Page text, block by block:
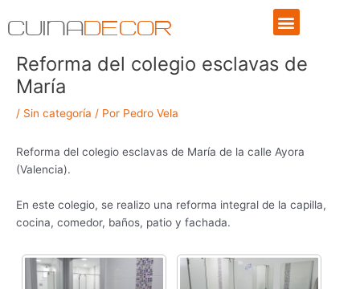
CUINADECOR Menu
Reforma del colegio esclavas de
María
/ Sin categoría / Por Pedro Vela
Reforma del colegio esclavas de María de la calle Ayora
(Valencia).
En este colegio, se realizo una reforma integral de la capilla,
cocina, comedor, baños, patio y fachada.
Navegación
de
entradas